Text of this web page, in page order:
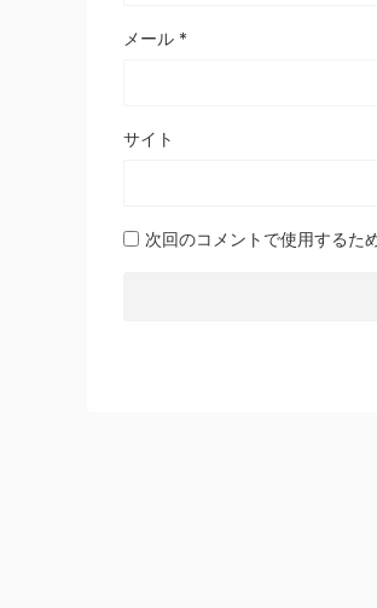
メール *
サイト
次回のコメントで使用するた